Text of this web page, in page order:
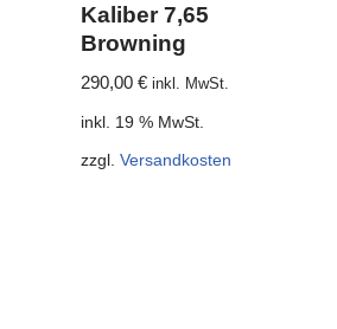
Kaliber 7,65
Browning
290,00€ inkl. MwSt.
inkl. 19 % MwSt.
zzgl.Versandkosten